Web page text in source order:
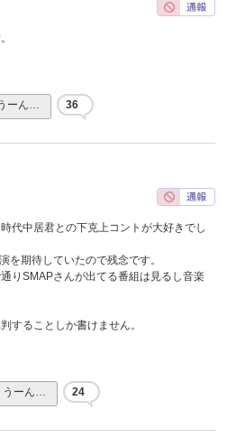
ーん… 36
代中居君との下克上コントが大好きでし
を期待していたので残念です。
りSMAPさんが出てる番組は見るし音楽
することしか書けません。
うーん… 24